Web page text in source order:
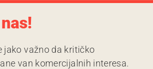
jako važno da kritičko
van komercijalnih interesa.